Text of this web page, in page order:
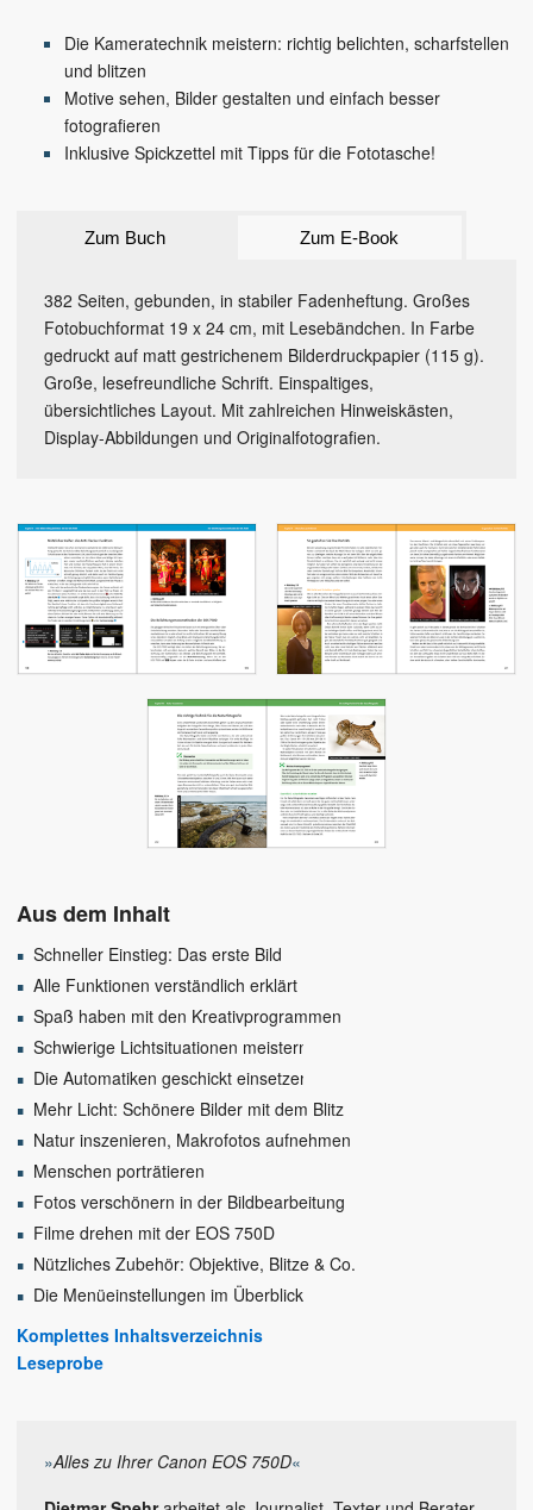
Die Kameratechnik meistern: richtig belichten, scharfstellen
und blitzen
Motive sehen, Bilder gestalten und einfach besser
fotografieren
Inklusive Spickzettel mit Tipps für die Fototasche!
Zum Buch Zum E-Book
382 Seiten, gebunden, in stabiler Fadenheftung. Großes
Fotobuchformat 19 x 24 cm, mit Lesebändchen. In Farbe
gedruckt auf matt gestrichenem Bilderdruckpapier (115 g).
Große, lesefreundliche Schrift. Einspaltiges,
übersichtliches Layout. Mit zahlreichen Hinweiskästen,
Display-Abbildungen und Originalfotografien.
Aus dem Inhalt
Schneller Einstieg: Das erste Bild
Alle Funktionen verständlich erklärt
Spaß haben mit den Kreativprogrammen
Schwierige Lichtsituationen meistern
Die Automatiken geschickt einsetzen
Mehr Licht: Schönere Bilder mit dem Blitz
Natur inszenieren, Makrofotos aufnehmen
Menschen porträtieren
Fotos verschönern in der Bildbearbeitung
Filme drehen mit der EOS 750D
Nützliches Zubehör: Objektive, Blitze & Co.
Die Menüeinstellungen im Überblick
Komplettes Inhaltsverzeichnis
Leseprobe
»Alles zu Ihrer Canon EOS 750D«